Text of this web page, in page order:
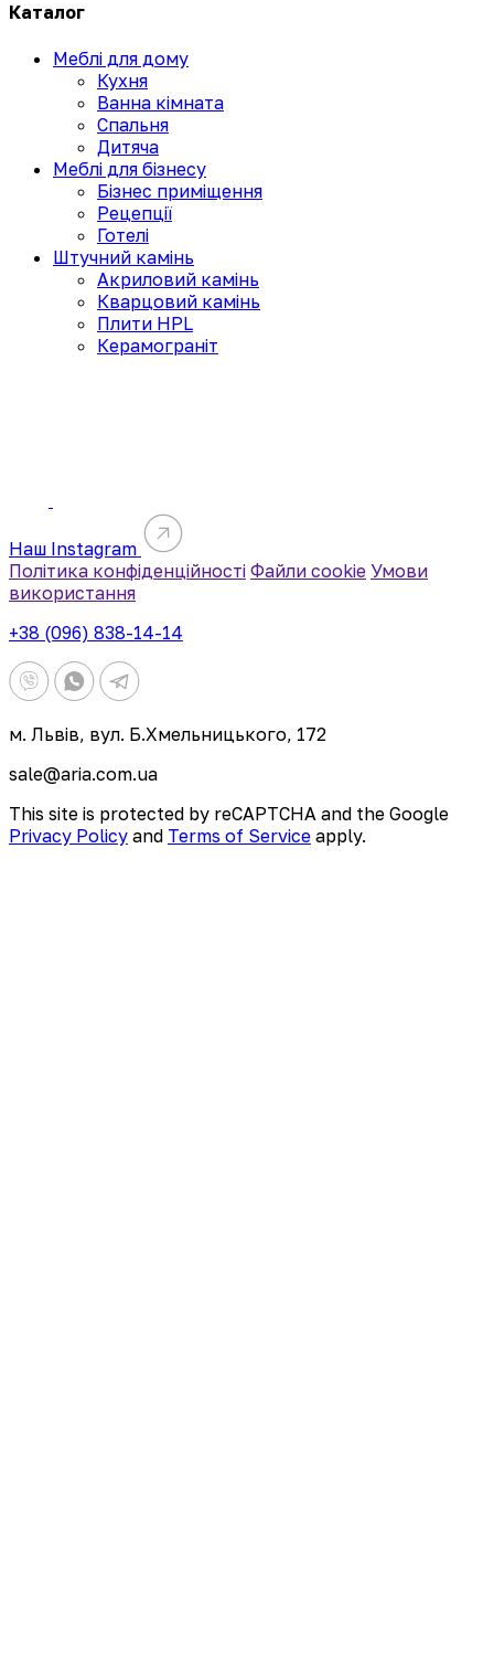
Каталог
Меблі для дому
Кухня
Ванна кімната
Спальня
Дитяча
Меблі для бізнесу
Бізнес приміщення
Рецепції
Готелі
Штучний камінь
Акриловий камінь
Кварцовий камінь
Плити HPL
Керамограніт
Наш Instagram
Політика конфіденційності Файли cookie Умови
використання
+38 (096) 838-14-14
м. Львів, вул. Б.Хмельницького, 172
sale@aria.com.ua
This site is protected by reCAPTCHA and the Google
Privacy Policy and Terms of Service apply.